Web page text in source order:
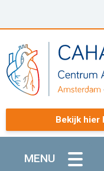
Bekijk hier
MENU